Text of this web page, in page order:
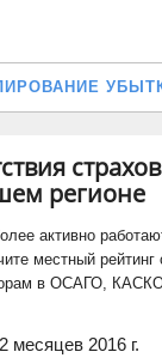
регионе
активно
местный рейтинг
в ОСАГО,
месяцев 2016 г.